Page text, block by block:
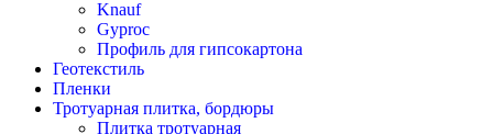
Knauf
Gyproc
Профиль для гипсокартона
Геотекстиль
Пленки
Тротуарная плитка, бордюры
Плитка тротуарная